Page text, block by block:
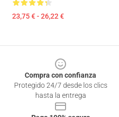
23,75 € - 26,22 €
Compra con confianza
Protegido 24/7 desde los clics
hasta la entrega